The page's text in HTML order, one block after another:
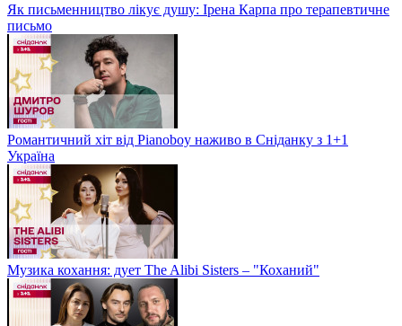
Як письменництво лікує душу: Ірена Карпа про терапевтичне
письмо
Романтичний хіт від Pianoboy наживо в Сніданку з 1+1
Україна
Музика кохання: дует The Alibi Sisters – "Коханий"